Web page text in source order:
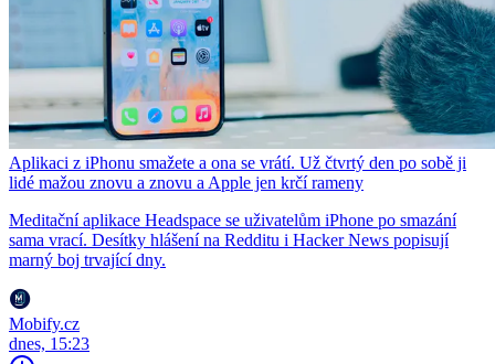
Aplikaci z iPhonu smažete a ona se vrátí. Už čtvrtý den po sobě ji
lidé mažou znovu a znovu a Apple jen krčí rameny
Meditační aplikace Headspace se uživatelům iPhone po smazání
sama vrací. Desítky hlášení na Redditu i Hacker News popisují
marný boj trvající dny.
Mobify.cz
dnes, 15:23